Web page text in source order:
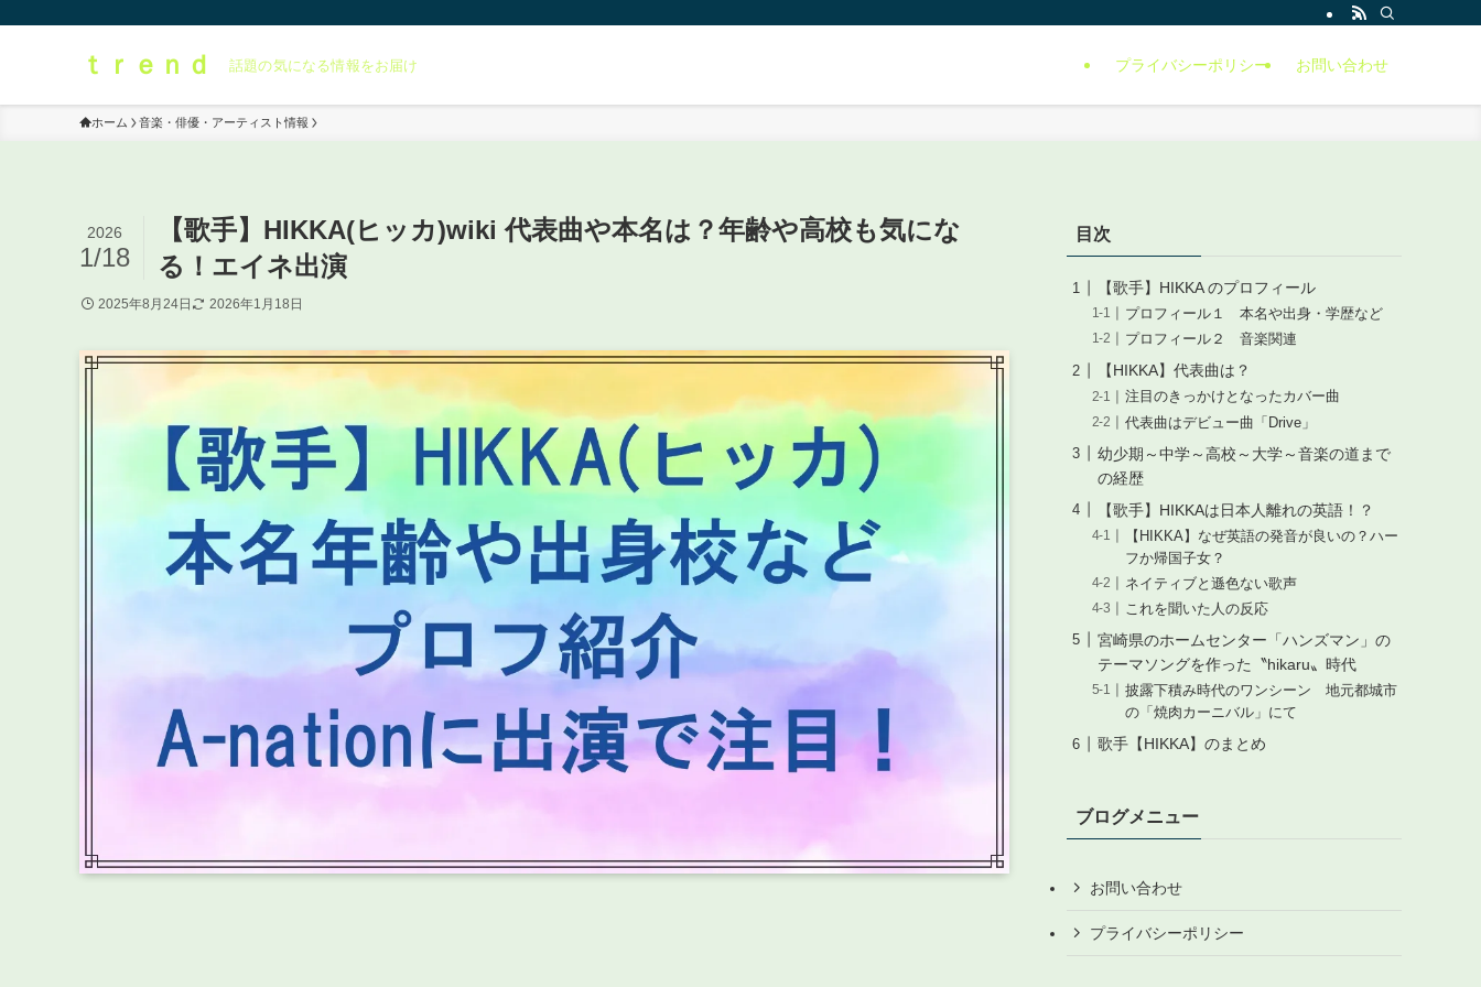
ｔｒｅｎｄ 話題の気になる情報をお届け プライバシーポリシー お問い合わせ
ホーム 音楽・俳優・アーティスト情報
【歌手】HIKKA(ヒッカ)wiki 代表曲や本名は？年齢や高校も気にな
る！エイネ出演
2026
1/18
2025年8月24日 2026年1月18日
目次
【歌手】HIKKA のプロフィール
プロフィール１ 本名や出身・学歴など
プロフィール２ 音楽関連
【HIKKA】代表曲は？
注目のきっかけとなったカバー曲
代表曲はデビュー曲「Drive」
幼少期～中学～高校～大学～音楽の道まで
の経歴
【歌手】HIKKAは日本人離れの英語！？
【HIKKA】なぜ英語の発音が良いの？ハー
フか帰国子女？
ネイティブと遜色ない歌声
これを聞いた人の反応
宮崎県のホームセンター「ハンズマン」の
テーマソングを作った〝hikaru〟時代
披露下積み時代のワンシーン 地元都城市
の「焼肉カーニバル」にて
歌手【HIKKA】のまとめ
ブログメニュー
お問い合わせ
プライバシーポリシー